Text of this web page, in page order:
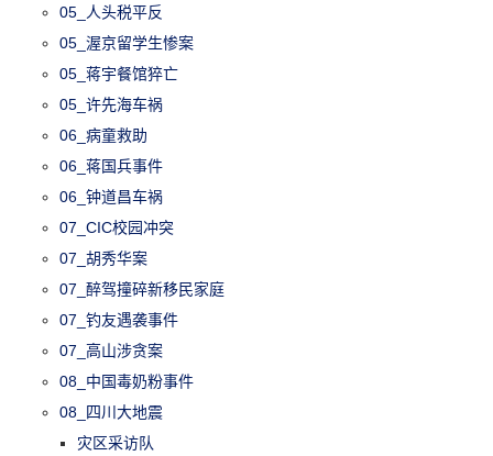
05_人头税平反
05_渥京留学生惨案
05_蒋宇餐馆猝亡
05_许先海车祸
06_病童救助
06_蒋国兵事件
06_钟道昌车祸
07_CIC校园冲突
07_胡秀华案
07_醉驾撞碎新移民家庭
07_钓友遇袭事件
07_高山涉贪案
08_中国毒奶粉事件
08_四川大地震
灾区采访队